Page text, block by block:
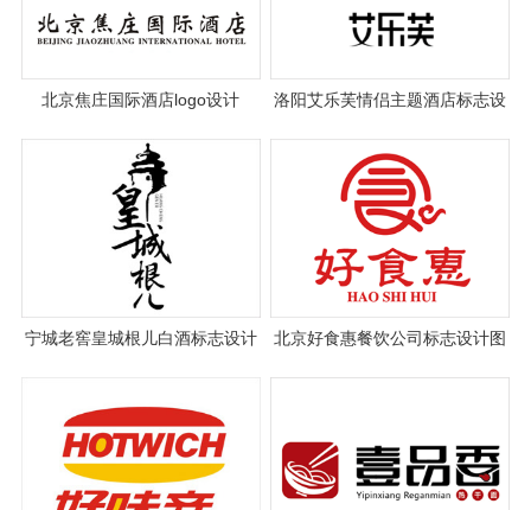
北京焦庄国际酒店logo设计
洛阳艾乐芙情侣主题酒店标志设
宁城老窖皇城根儿白酒标志设计
北京好食惠餐饮公司标志设计图